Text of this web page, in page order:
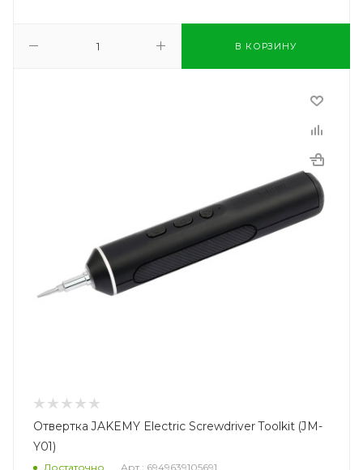
В КОРЗИНУ
Отвертка JAKEMY Electric Screwdriver Toolkit (JM-
Y01)
Достаточно Арт.: 6949639105691